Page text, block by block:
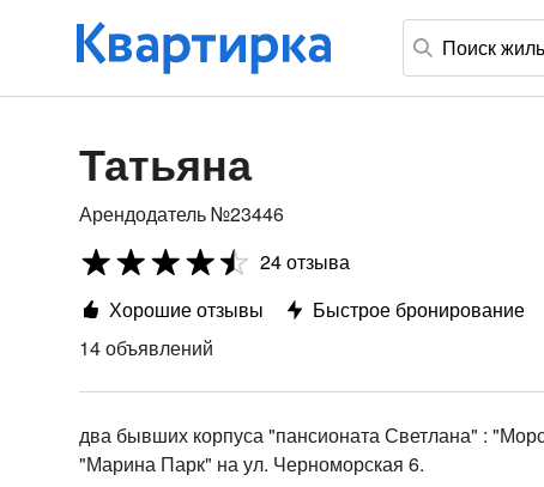
Татьяна
Арендодатель №23446
24 отзыва
Хорошие отзывы
Быстрое бронирование
14 объявлений
два бывших корпуса "пансионата Светлана" :
"Марина Парк" на ул. Черноморская 6.